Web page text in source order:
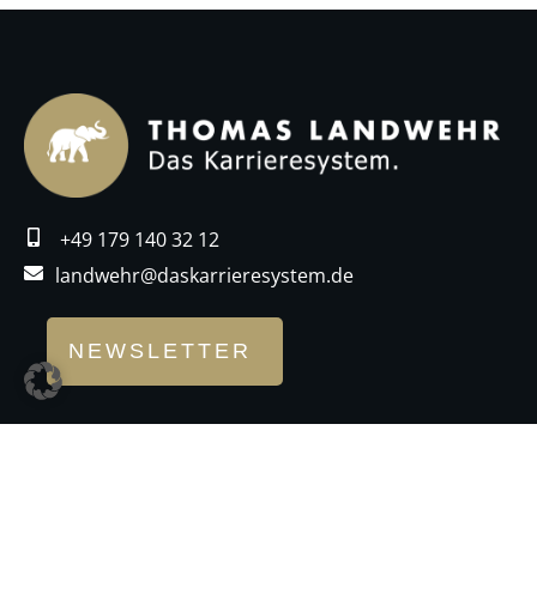
+49 179 140 32 12
landwehr@daskarrieresystem.de
NEWSLETTER